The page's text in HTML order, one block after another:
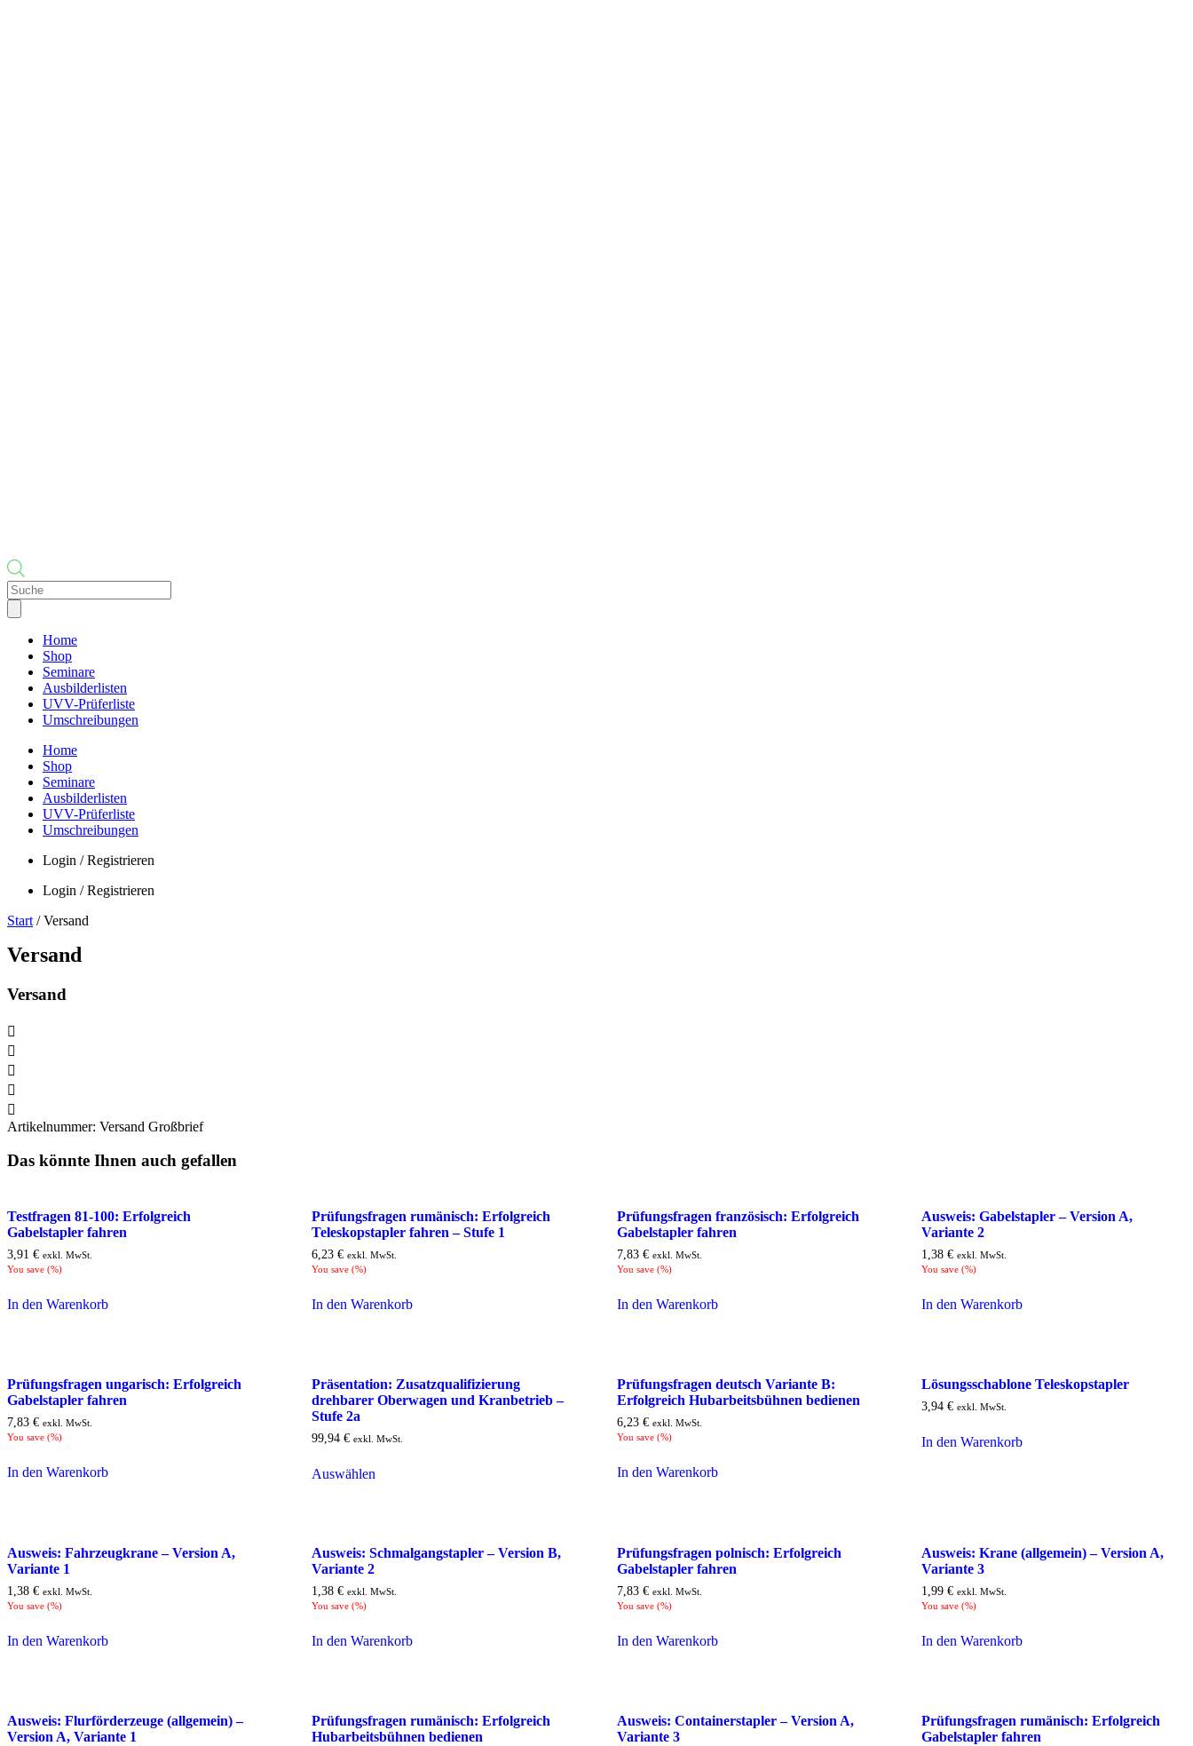
Products
search
Home
Shop
Seminare
Ausbilderlisten
UVV-Prüferliste
Umschreibungen
Home
Shop
Seminare
Ausbilderlisten
UVV-Prüferliste
Umschreibungen
Login / Registrieren
Login / Registrieren
Start / Versand
Versand
Versand
Artikelnummer: Versand Großbrief
Das könnte Ihnen auch gefallen
Testfragen 81-100: Erfolgreich
Gabelstapler fahren
3,91 € exkl. MwSt.
You save (%)
In den Warenkorb
Prüfungsfragen rumänisch: Erfolgreich
Teleskopstapler fahren – Stufe 1
6,23€ exkl. MwSt.
You save(%)
In den Warenkorb
Prüfungsfragen französisch: Erfolgreich
Gabelstapler fahren
7,83 € exkl. MwSt.
You save (%)
In den Warenkorb
Ausweis: Gabelstapler – Version A,
Variante 2
1,38 € exkl. MwSt.
You save (%)
In den Warenkorb
Prüfungsfragen ungarisch: Erfolgreich
Gabelstapler fahren
7,83 € exkl. MwSt.
You save (%)
In den Warenkorb
Präsentation: Zusatzqualifizierung
drehbarer Oberwagen und Kranbetrieb –
Stufe 2a
99,94€ exkl. MwSt.
Auswählen
Prüfungsfragen deutsch Variante B:
Erfolgreich Hubarbeitsbühnen bedienen
6,23 € exkl. MwSt.
You save (%)
In den Warenkorb
Lösungsschablone Teleskopstapler
3,94 € exkl. MwSt.
In den Warenkorb
Ausweis: Fahrzeugkrane – Version A,
Variante 1
1,38 € exkl. MwSt.
You save (%)
In den Warenkorb
Ausweis: Schmalgangstapler – Version B,
Variante 2
1,38€ exkl. MwSt.
You save(%)
In den Warenkorb
Prüfungsfragen polnisch: Erfolgreich
Gabelstapler fahren
7,83 € exkl. MwSt.
You save (%)
In den Warenkorb
Ausweis: Krane (allgemein) – Version A,
Variante 3
1,99 € exkl. MwSt.
You save (%)
In den Warenkorb
Ausweis: Flurförderzeuge (allgemein) –
Version A, Variante 1
Prüfungsfragen rumänisch: Erfolgreich
Hubarbeitsbühnen bedienen
Ausweis: Containerstapler – Version A,
Variante 3
Prüfungsfragen rumänisch: Erfolgreich
Gabelstapler fahren